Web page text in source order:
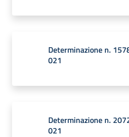
Determinazione n.
021
Determinazione n.
021